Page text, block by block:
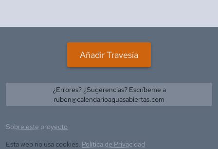
Añadir Travesía
¿Errores? ¿Sugerencias? Escríbeme a
ruben@calendarioaguasabiertas.com
Sobre este proyecto
Esta web no usa cookies. Política de Privacidad